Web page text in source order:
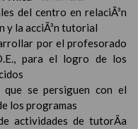
del centro en relaciÃ³n
y la acciÃ³n tutorial
por el profesorado
para el logro de los
que se persiguen con el
los programas
actividades de tutorÃ­a